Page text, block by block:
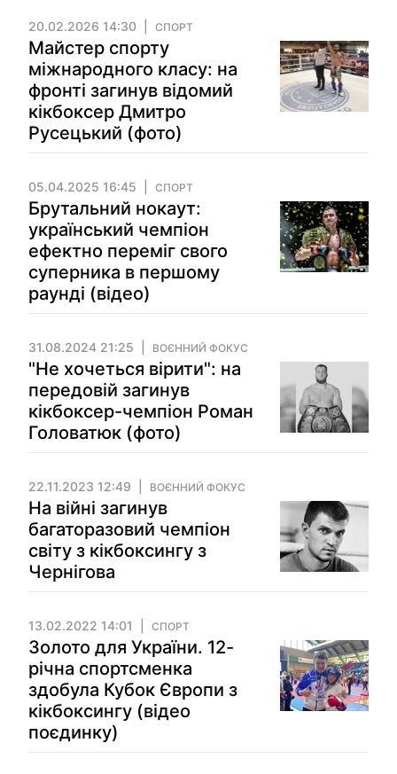
20.02.2026 14:30 СПОРТ
Майстер спорту
міжнародного класу: на
фронті загинув відомий
кікбоксер Дмитро
Русецький (фото)
05.04.2025 16:45 СПОРТ
Брутальний нокаут:
український чемпіон
ефектно переміг свого
суперника в першому
раунді (відео)
31.08.2024 21:25 ВОЄННИЙ ФОКУС
"Не хочеться вірити": на
передовій загинув
кікбоксер-чемпіон Роман
Головатюк (фото)
22.11.2023 12:49 ВОЄННИЙ ФОКУС
На війні загинув
багаторазовий чемпіон
світу з кікбоксингу з
Чернігова
13.02.2022 14:01 СПОРТ
Золото для України. 12-
річна спортсменка
здобула Кубок Європи з
кікбоксингу (відео
поєдинку)